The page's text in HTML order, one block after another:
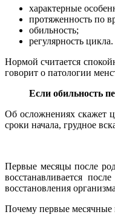
характерные
протяженность по
обильность;
регулярность цикла.
Нормой считается
говорит о патологии
Если обильность
Об осложнениях скажет
сроки начала, грудное
Первые месяцы после
восстанавливается
восстановления
Почему первые месячные